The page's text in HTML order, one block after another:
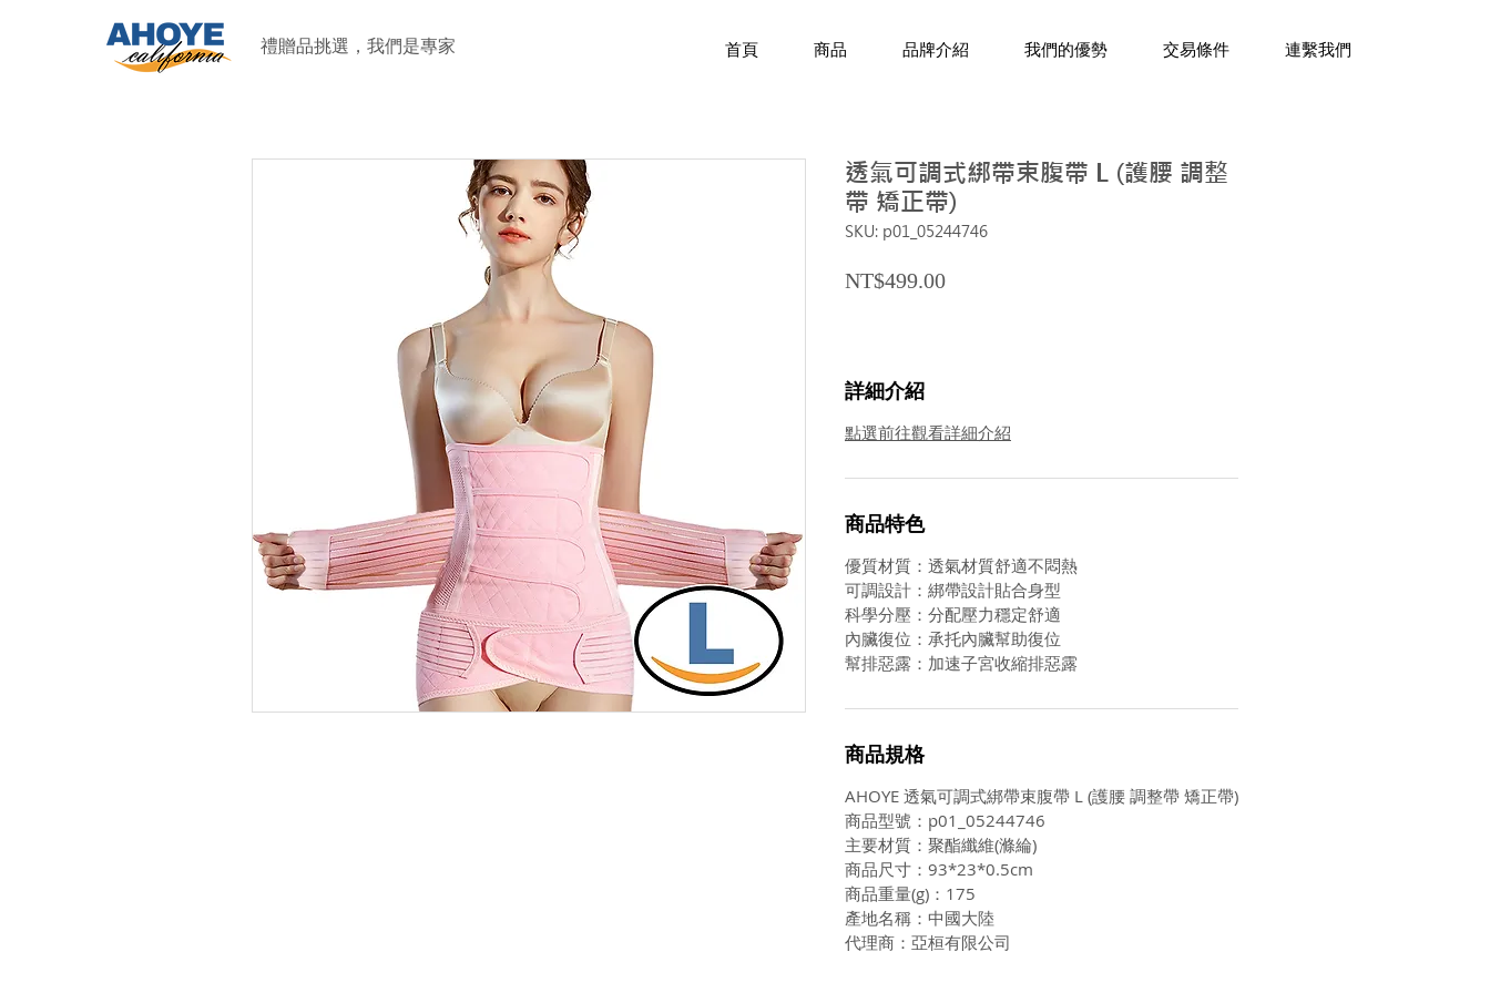
禮贈品挑選，我們是專家 首頁 商品 品牌介紹 我們的優勢 交易條件 連繫我們
透氣可調式綁帶束腹帶 L (護腰 調整
帶 矯正帶)
SKU: p01_05244746
NT$499.00Price
詳細介紹
點選前往觀看詳細介紹
商品特色
優質材質：透氣材質舒適不悶熱
可調設計：綁帶設計貼合身型
科學分壓：分配壓力穩定舒適
內臟復位：承托內臟幫助復位
幫排惡露：加速子宮收縮排惡露
商品規格
AHOYE 透氣可調式綁帶束腹帶 L (護腰 調整帶 矯正帶)
商品型號：p01_05244746
主要材質：聚酯纖維(滌綸)
商品尺寸：93*23*0.5cm
商品重量(g)：175
產地名稱：中國大陸
代理商：亞桓有限公司